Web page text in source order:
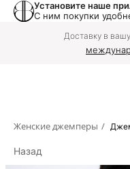
Установите наше
С ним покупки
Доставку в
Женские джемперы /
Назад